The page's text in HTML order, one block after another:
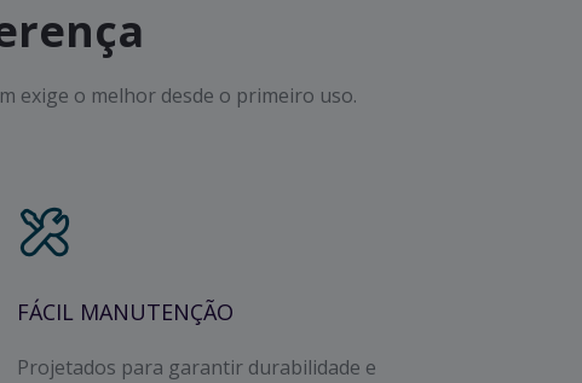
exige o melhor desde o primeiro uso.
FÁCIL MANUTENÇÃO
Projetados para garantir durabilidade e